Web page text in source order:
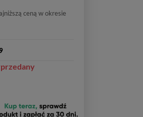
ceną w okresie